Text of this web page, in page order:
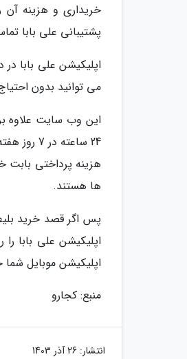
خریداری و هزینه آن
پشتیبانی علی بابا
اپلیکیشن علی بابا
می توانید بدون
این وب سایت علاوه
24
هزینه پرداختی بابت
ها هستند.
پس اگر قصد خرید
اپلیکیشن علی بابا
اپلیکیشن موبایل شما
منبع: کجارو
انتشار: 26 آذر 1403